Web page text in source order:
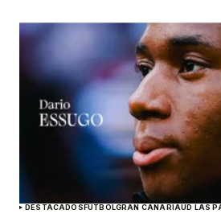
DESTACADOSFÚTBOLGRAN CANARIAUD LAS